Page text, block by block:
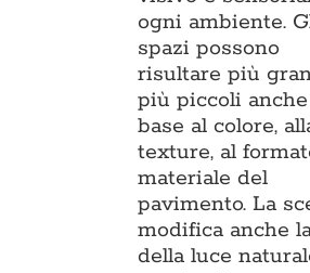
ogni ambiente.
spazi possono
risultare più
più piccoli
base al colore,
texture, al
materiale del
pavimento. La
modifica anche
della luce